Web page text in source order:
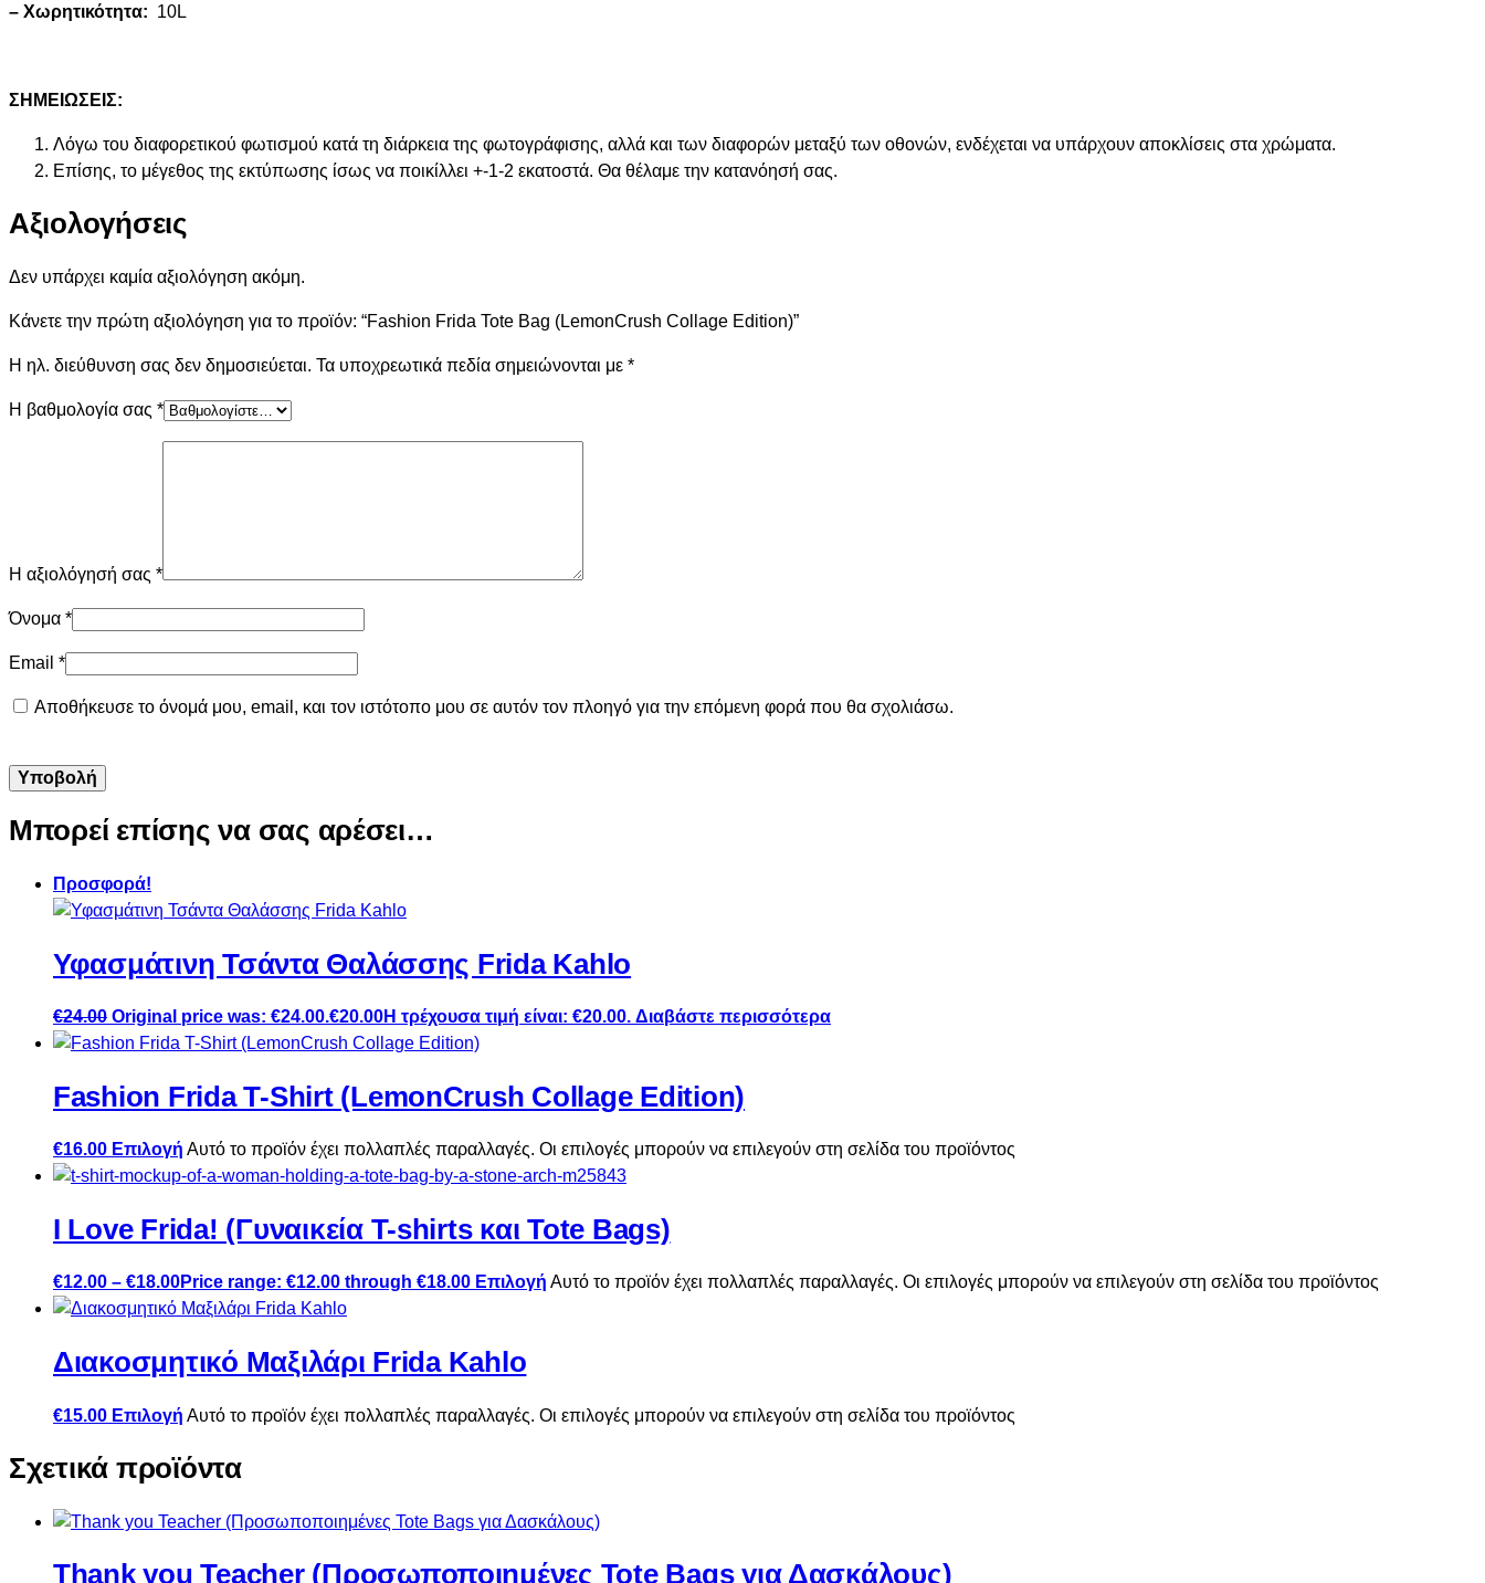
– Χωρητικότητα: 10L
ΣΗΜΕΙΩΣΕΙΣ:
Λόγω του διαφορετικού φωτισμού κατά τη διάρκεια της φωτογράφισης, αλλά και των διαφορών μεταξύ των οθονών, ενδέχεται να υπάρχουν αποκλίσεις στα χρώματα.
Επίσης, το μέγεθος της εκτύπωσης ίσως να ποικίλλει +-1-2 εκατοστά. Θα θέλαμε την κατανόησή σας.
Αξιολογήσεις
Δεν υπάρχει καμία αξιολόγηση ακόμη.
Κάνετε την πρώτη αξιολόγηση για το προϊόν: “Fashion Frida Tote Bag (LemonCrush Collage Edition)”
Η ηλ. διεύθυνση σας δεν δημοσιεύεται. Τα υποχρεωτικά πεδία σημειώνονται με *
Η βαθμολογία σας *
Η αξιολόγησή σας *
Όνομα *
Email *
Αποθήκευσε το όνομά μου, email, και τον ιστότοπο μου σε αυτόν τον πλοηγό για την επόμενη φορά που θα σχολιάσω.
Μπορεί επίσης να σας αρέσει…
Προσφορά!
Υφασμάτινη Τσάντα Θαλάσσης Frida Kahlo
€24.00 Original price was: €24.00.€20.00Η τρέχουσα τιμή είναι: €20.00. Διαβάστε περισσότερα
Fashion Frida T-Shirt (LemonCrush Collage Edition)
€16.00 Επιλογή Αυτό το προϊόν έχει πολλαπλές παραλλαγές. Οι επιλογές μπορούν να επιλεγούν στη σελίδα του προϊόντος
I Love Frida! (Γυναικεία T-shirts και Tote Bags)
€12.00 – €18.00Price range: €12.00 through €18.00 Επιλογή Αυτό το προϊόν έχει πολλαπλές παραλλαγές. Οι επιλογές μπορούν να επιλεγούν στη σελίδα του προϊόντος
Διακοσμητικό Μαξιλάρι Frida Kahlo
€15.00 Επιλογή Αυτό το προϊόν έχει πολλαπλές παραλλαγές. Οι επιλογές μπορούν να επιλεγούν στη σελίδα του προϊόντος
Σχετικά προϊόντα
Thank you Teacher (Προσωποποιημένες Tote Bags για Δασκάλους)